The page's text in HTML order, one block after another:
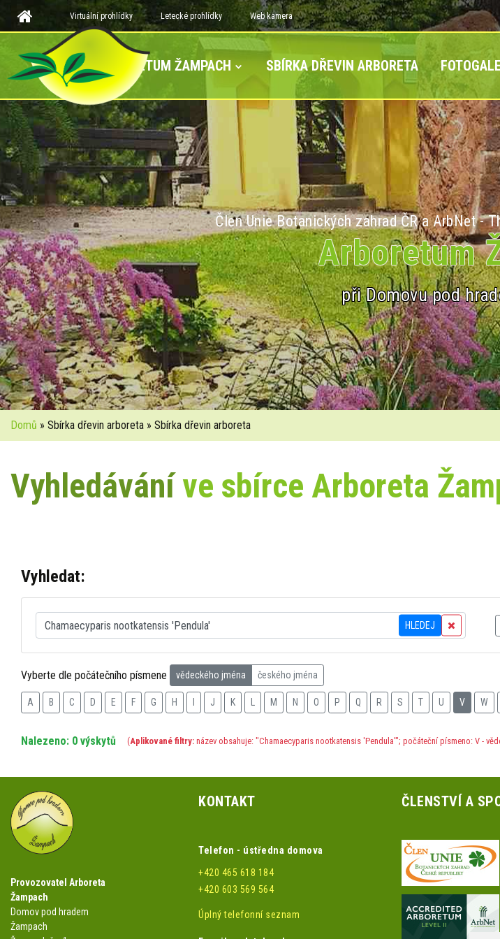
Virtuální prohlídky Letecké prohlídky Web kamera
ARBORETUM ŽAMPACH SBÍRKA DŘEVIN ARBORETA
Člen Unie Botanických zahrad ČR a ArbNet -
Arboretum
při Domovu pod
Domů » Sbírka dřevin arboreta » Sbírka dřevin arboreta
Vyhledáváníve sbírce Arboreta
Vyhledat:
HLEDEJ
Vyberte dle počátečního písmene vědeckého jména českého jména
A B C D E F G H J K M N O P Q R S T U V W
Nalezeno: 0 výskytů (Aplikované filtry: název obsahuje: "Chamaecyparis nootkatensis 'Pendula'"; počáteční písmeno: V -
Provozovatel Arboreta
Žampach
Domov pod hradem
Žampach
KONTAKT
Telefon - ústředna domova
+420 465 618 184
+420 603 569 564
Úplný telefonní seznam
ČLENSTVÍ A